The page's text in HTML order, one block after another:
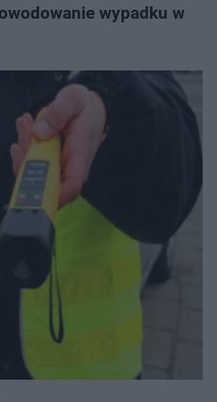
wypadku w